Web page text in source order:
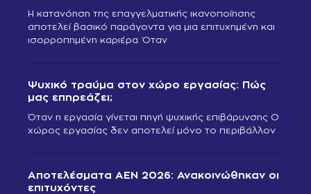
Η κατανόηση της επαγγελματικής ικανοποίησης
αποτελεί βασικό παράγοντα για μια επιτυχημένη και
ισορροπημένη καριέρα. Όταν
Ψυχικό τραύμα στον χώρο εργασίας: Πώς
μας επηρεάζει;
Όταν η εργασία γίνεται πηγή ψυχικής επιβάρυνσης Ο
χώρος εργασίας δεν αποτελεί μόνο το περιβάλλον
Αποτελέσματα ΑΕΝ 2026: Ανακοινώθηκαν οι
επιτυχόντες